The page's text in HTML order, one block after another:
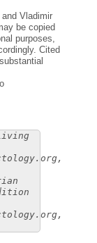
Vladimir
be copied
purposes,
Cited